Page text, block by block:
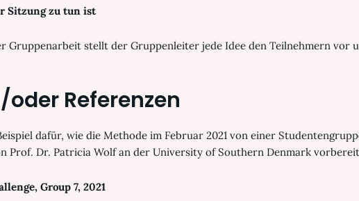
Sitzung zu tun ist
Gruppenarbeit stellt der Gruppenleiter jede Idee den Teilnehmern vor
oder Referenzen
dafür, wie die Methode im Februar 2021 von einer
Prof. Dr. Patricia Wolf an der University of Southern Denmark
Group 7, 2021